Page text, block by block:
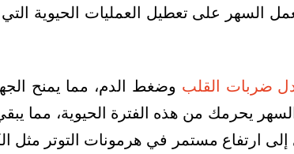
على تعطيل العمليات الحيوية التي
ضربات القلب وضغط الدم، مما يمنح
يحرمك من هذه الفترة الحيوية، مما
ارتفاع مستمر في هرمونات التوتر مثل